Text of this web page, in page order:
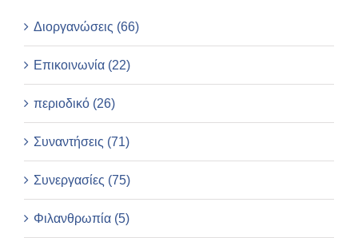
Διοργανώσεις (66)
Επικοινωνία (22)
περιοδικό (26)
Συναντήσεις (71)
Συνεργασίες (75)
Φιλανθρωπία (5)